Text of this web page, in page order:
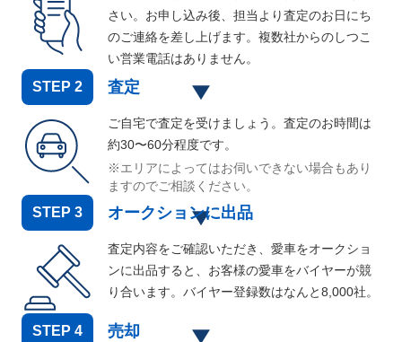
さい。お申し込み後、担当より査定のお日にち
のご連絡を差し上げます。複数社からのしつこ
い営業電話はありません。
STEP 2 査定
ご自宅で査定を受けましょう。査定のお時間は
約30〜60分程度です。
※エリアによってはお伺いできない場合もあり
ますのでご相談ください。
STEP 3 オークションに出品
査定内容をご確認いただき、愛車をオークショ
ンに出品すると、お客様の愛車をバイヤーが競
り合います。バイヤー登録数はなんと8,000社。
STEP 4 売却